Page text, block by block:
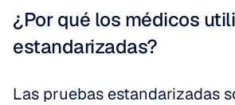
¿Por qué los médicos
estandarizadas?
Las pruebas estandarizadas